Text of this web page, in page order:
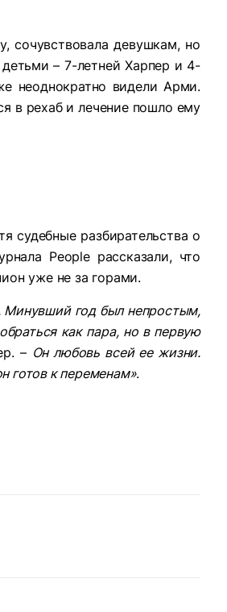
сочувствовала девушкам, но
– 7-летней Харпер и 4-
неоднократно видели Арми.
в рехаб и лечение пошло ему
судебные разбирательства о
People рассказали, что
уже не за горами.
Минувший год был непростым,
как пара, но в первую
– Он любовь всей ее жизни.
готов к переменам».